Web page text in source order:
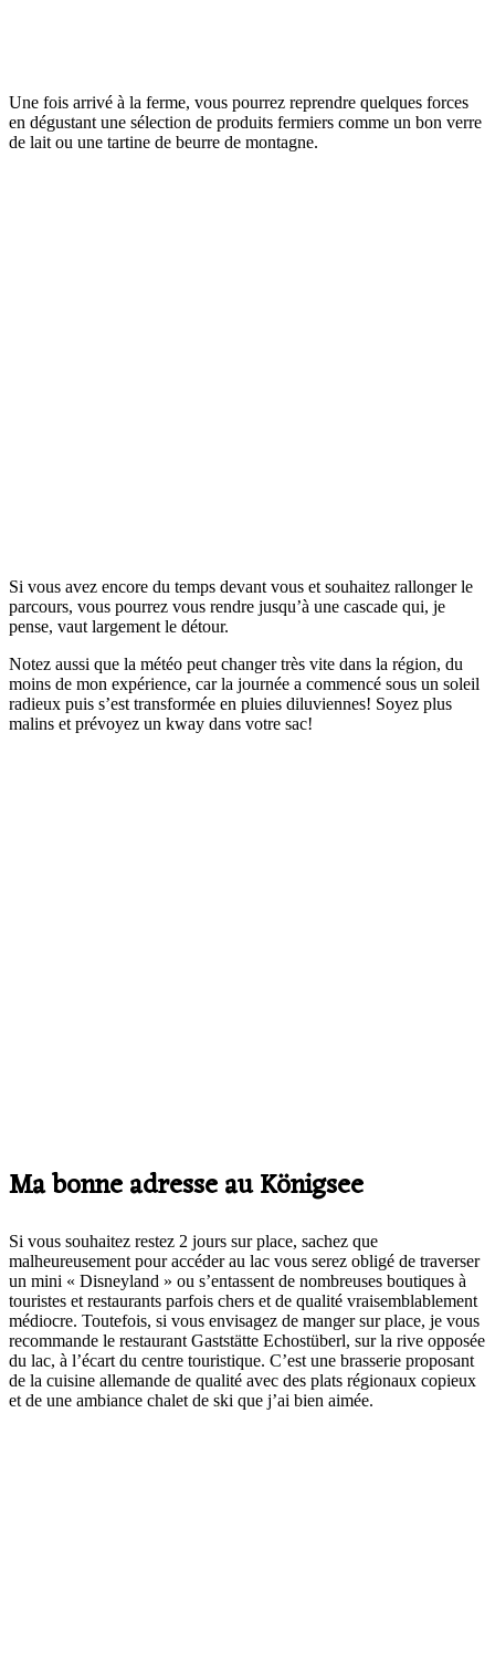
Une fois arrivé à la ferme, vous pourrez reprendre quelques forces
en dégustant une sélection de produits fermiers comme un bon verre
de lait ou une tartine de beurre de montagne.
Si vous avez encore du temps devant vous et souhaitez rallonger le
parcours, vous pourrez vous rendre jusqu’à une cascade qui, je
pense, vaut largement le détour.
Notez aussi que la météo peut changer très vite dans la région, du
moins de mon expérience, car la journée a commencé sous un soleil
radieux puis s’est transformée en pluies diluviennes! Soyez plus
malins et prévoyez un kway dans votre sac!
Ma bonne adresse au Königsee
Si vous souhaitez restez 2 jours sur place, sachez que
malheureusement pour accéder au lac vous serez obligé de traverser
un mini « Disneyland » ou s’entassent de nombreuses boutiques à
touristes et restaurants parfois chers et de qualité vraisemblablement
médiocre. Toutefois, si vous envisagez de manger sur place, je vous
recommande le restaurant Gaststätte Echostüberl, sur la rive opposée
du lac, à l’écart du centre touristique. C’est une brasserie proposant
de la cuisine allemande de qualité avec des plats régionaux copieux
et de une ambiance chalet de ski que j’ai bien aimée.